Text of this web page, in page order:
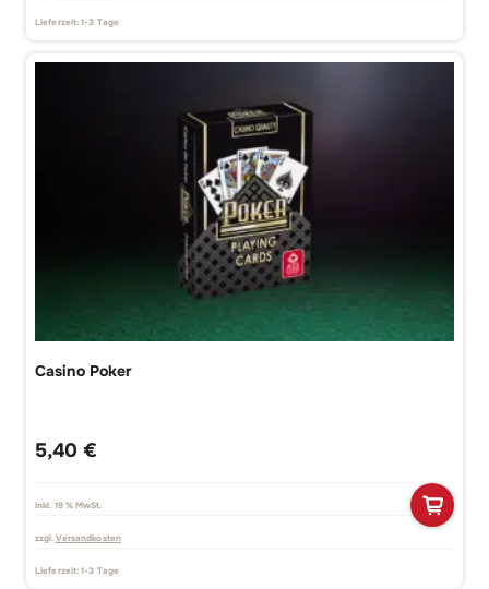
Lieferzeit:1-3 Tage
Casino Poker
5,40 €
inkl. 19 % MwSt.
zzgl. Versandkosten
Lieferzeit:1-3 Tage